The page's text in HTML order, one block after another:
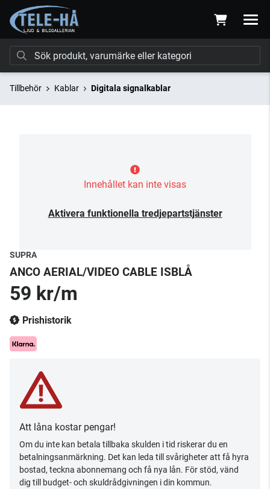
Tillbehör Kablar Digitala signalkablar
Innehållet kan inte visas
Aktivera funktionella tredjepartstjänster
SUPRA
ANCO AERIAL/VIDEO CABLE ISBLÅ
59 kr/m
Prishistorik
Att låna kostar pengar!
Om du inte kan betala tillbaka skulden i tid riskerar du en
betalningsanmärkning. Det kan leda till svårigheter att få hyra
bostad, teckna abonnemang och få nya lån. För stöd, vänd
dig till budget- och skuldrådgivningen i din kommun.